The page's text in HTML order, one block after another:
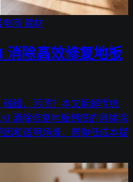
电商 建材
消除高效修复地板
碰、污渍？本文拆解传统
消除修复地板划痕的具体涂
和适用场景，帮你低成本提